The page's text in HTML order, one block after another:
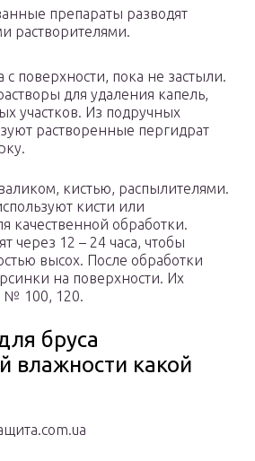
препараты разводят
растворителями.
поверхности, пока не застыли.
для удаления капель,
участков. Из подручных
растворенные пергидрат
кистью, распылителями.
кисти или
качественной обработки.
через 12 – 24 часа, чтобы
высох. После обработки
на поверхности. Их
№ 100, 120.
бруса
влажности какой